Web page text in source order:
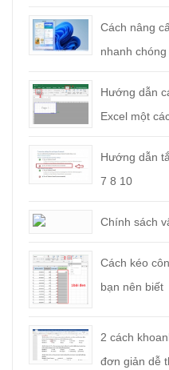
Cách nâng
nhanh
Hướng dẫn
Excel một
Hướng dẫn
7 8 10
Chính sách
Cách kéo
bạn nên biết
2 cách
đơn giản dễ